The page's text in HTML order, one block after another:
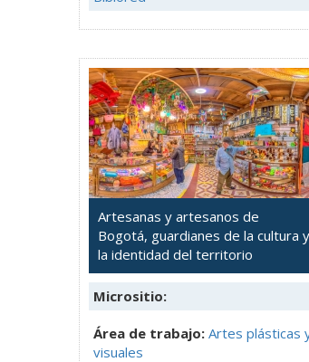
Artesanas y artesanos de
Bogotá, guardianes de la cultura y
la identidad del territorio
Micrositio:
Área de trabajo: Artes plásticas
visuales